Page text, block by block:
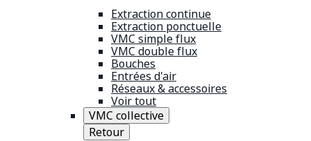
Extraction continue
Extraction ponctuelle
VMC simple flux
VMC double flux
Bouches
Entrées d'air
Réseaux & accessoires
Voir tout
VMC collective
Retour